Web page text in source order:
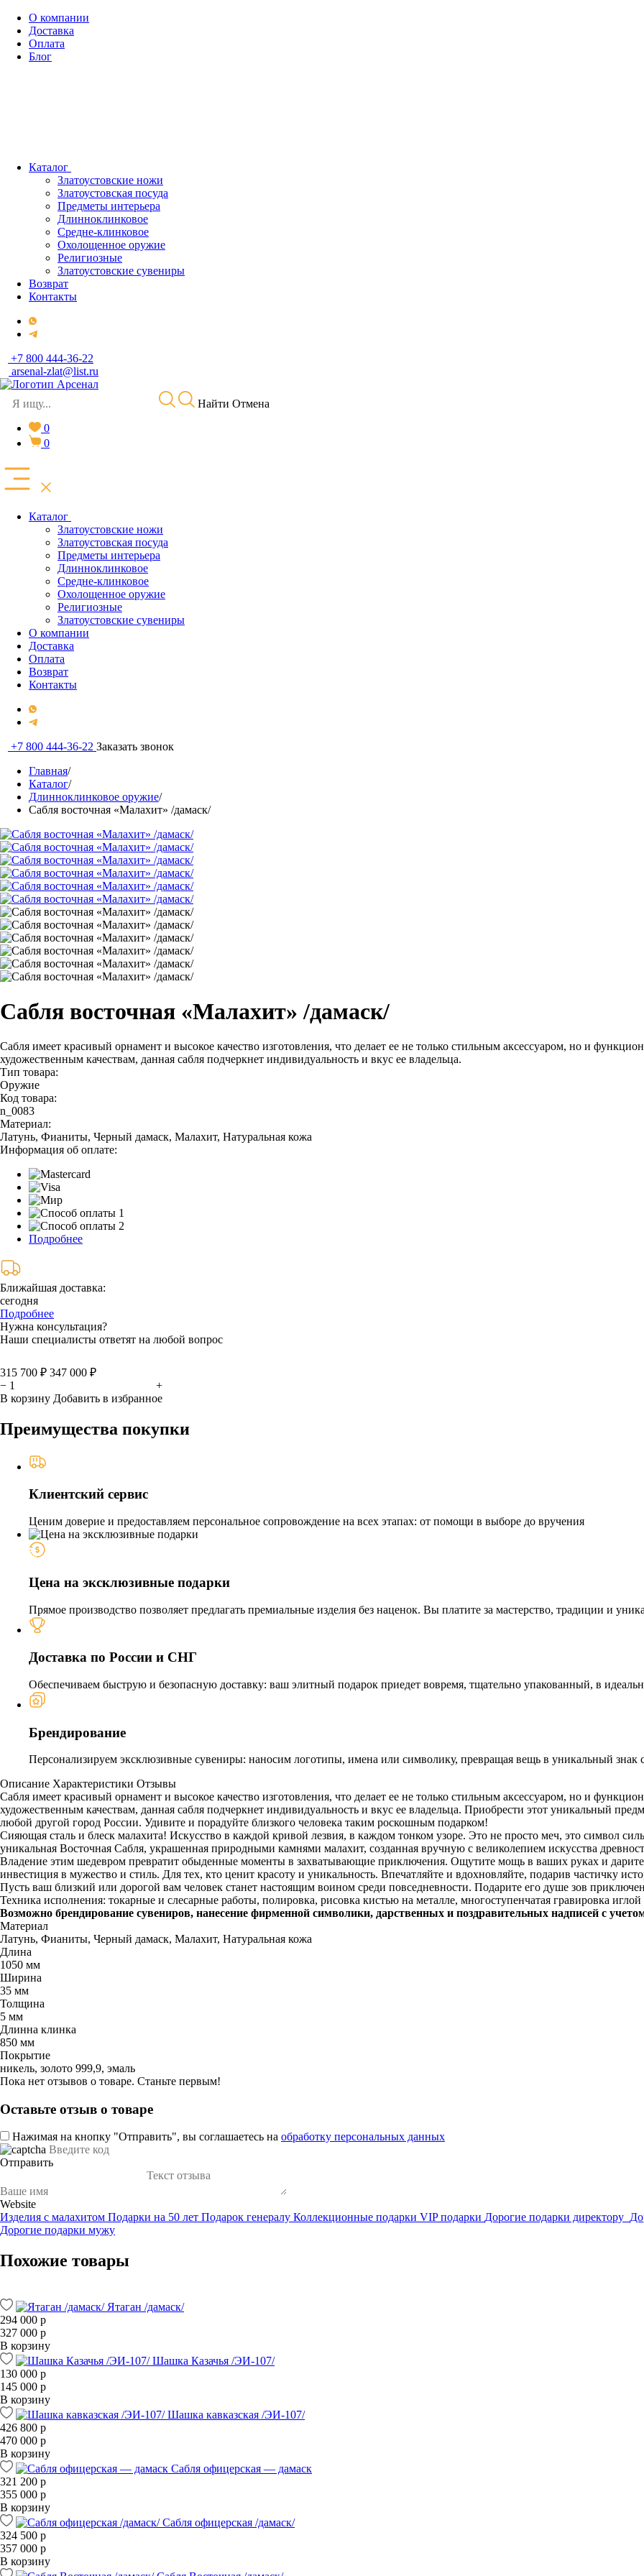
О компании
Доставка
Оплата
Блог
Каталог
Златоустовские ножи
Златоустовская посуда
Предметы интерьера
Длинноклинковое
Средне-клинковое
Охолощенное оружие
Религиозные
Златоустовские сувениры
Возврат
Контакты
+7 800 444-36-22
arsenal-zlat@list.ru
Найти Отмена
0
0
Каталог
Златоустовские ножи
Златоустовская посуда
Предметы интерьера
Длинноклинковое
Средне-клинковое
Охолощенное оружие
Религиозные
Златоустовские сувениры
О компании
Доставка
Оплата
Возврат
Контакты
+7 800 444-36-22 Заказать звонок
Главная/
Каталог/
Длинноклинковое оружие/
Сабля восточная «Малахит» /дамаск/
Сабля восточная «Малахит» /дамаск/
Сабля имеет красивый орнамент и высокое качество изготовления, что делает ее не только стильным аксессуаром, но и
художественным качествам, данная сабля подчеркнет индивидуальность и вкус ее владельца.
Тип товара:
Оружие
Код товара:
n_0083
Материал:
Латунь, Фианиты, Черный дамаск, Малахит, Натуральная кожа
Информация об оплате:
Подробнее
Ближайшая доставка:
сегодня
Подробнее
Нужна консультация?
Наши специалисты ответят на любой вопрос
315 700 ₽ 347 000 ₽
−
+
В корзину Добавить в избранное
Преимущества покупки
Клиентский сервис
Ценим доверие и предоставляем персональное сопровождение на всех этапах: от помощи в выборе до вручения
Цена на эксклюзивные подарки
Прямое производство позволяет предлагать премиальные изделия без наценок. Вы платите за мастерство, традиции и
Доставка по России и СНГ
Обеспечиваем быструю и безопасную доставку: ваш элитный подарок приедет вовремя, тщательно упакованный, в
Брендирование
Персонализируем эксклюзивные сувениры: наносим логотипы, имена или символику, превращая вещь в уникальный знак
Описание Характеристики Отзывы
Сабля имеет красивый орнамент и высокое качество изготовления, что делает ее не только стильным аксессуаром, но и
художественным качествам, данная сабля подчеркнет индивидуальность и вкус ее владельца. Приобрести этот уникальный
любой другой город России. Удивите и порадуйте близкого человека таким роскошным подарком!
Сияющая сталь и блеск малахита! Искусство в каждой кривой лезвия, в каждом тонком узоре. Это не просто меч, это символ
уникальная Восточная Сабля, украшенная природными камнями малахит, созданная вручную с великолепием искусства
Владение этим шедевром превратит обыденные моменты в захватывающие приключения. Ощутите мощь в ваших руках и дарите
инвестиция в мужество и стиль. Для тех, кто ценит красоту и уникальность. Впечатляйте и вдохновляйте, подарив частичку
Пусть ваш близкий или дорогой вам человек станет настоящим воином среди повседневности. Подарите его душе зов
Техника исполнения: токарные и слесарные работы, полировка, рисовка кистью на металле, многоступенчатая гравировка
Возможно брендирование сувениров, нанесение фирменной символики, дарственных и поздравительных надписей с
Материал
Латунь, Фианиты, Черный дамаск, Малахит, Натуральная кожа
Длина
1050 мм
Ширина
35 мм
Толщина
5 мм
Длинна клинка
850 мм
Покрытие
никель, золото 999,9, эмаль
Пока нет отзывов о товаре. Станьте первым!
Оставьте отзыв о товаре
Нажимая на кнопку "Отправить", вы соглашаетесь на обработку персональных данных
Отправить
Website
Изделия с малахитом Подарки на 50 лет Подарок генералу Коллекционные подарки VIP подарки Дорогие подарки директору
Дорогие подарки мужу
Похожие товары
Ятаган /дамаск/
294 000 р
327 000 р
В корзину
Шашка Казачья /ЭИ-107/
130 000 р
145 000 р
В корзину
Шашка кавказская /ЭИ-107/
426 800 р
470 000 р
В корзину
Сабля офицерская — дамаск
321 200 р
355 000 р
В корзину
Сабля офицерская /дамаск/
324 500 р
357 000 р
В корзину